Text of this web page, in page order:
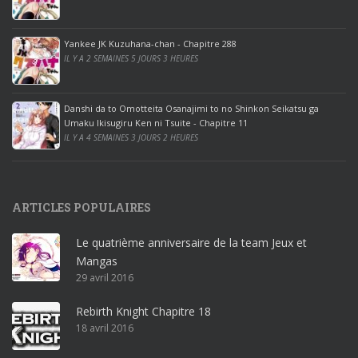
o
o
ff
i
c
e
2
0
1
r
o
ff
i
c
e
3
Yankee JK Kuzuhana-chan - Chapitre 288
IL Y A 2 SEMAINES 5 JOURS 3 HEURES
Danshi da to Omotteita Osanajimi to no Shinkon Seikatsu ga
Umaku Ikisugiru Ken ni Tsuite - Chapitre 11
IL Y A 4 SEMAINES 3 JOURS 2 HEURES
ARTICLES POPULAIRES
Le quatrième anniversaire de la team Jeux et
Mangas
29 avril 2016
Rebirth Knight Chapitre 18
18 avril 2016